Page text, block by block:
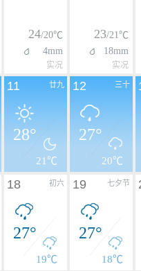
24/20℃
4mm
实况
23/21℃
18mm
实况
廿九
11
28°
21℃
三十
12
27°
20℃
初六
18
27°
19℃
七夕节
19
27°
18℃